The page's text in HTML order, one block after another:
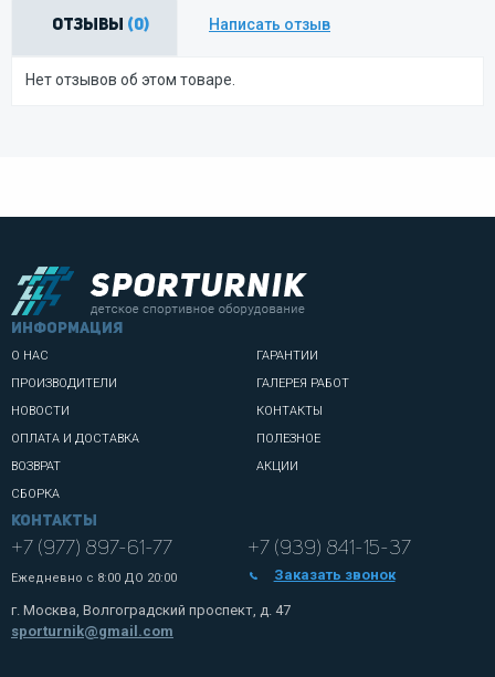
Отзывы (0) Написать отзыв
Нет отзывов об этом товаре.
информация
О НАС
ПРОИЗВОДИТЕЛИ
НОВОСТИ
ОПЛАТА И ДОСТАВКА
ВОЗВРАТ
СБОРКА
ГАРАНТИИ
ГАЛЕРЕЯ РАБОТ
КОНТАКТЫ
ПОЛЕЗНОЕ
АКЦИИ
Контакты
+7 (977) 897-61-77
Ежедневно с 8:00 ДО 20:00
+7 (939) 841-15-37
Заказать звонок
г. Москва, Волгоградский проспект, д. 47
sporturnik@gmail.com